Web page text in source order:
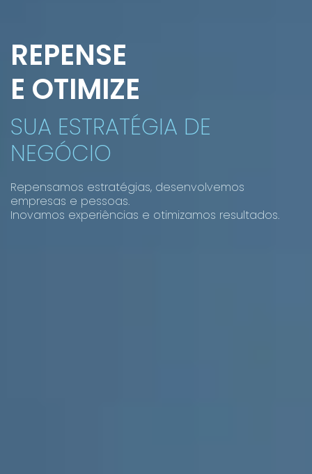
REPENSE
E OTIMIZE
SUA ESTRATÉGIA DE
NEGÓCIO
Repensamos estratégias, desenvolvemos
empresas e pessoas.
Inovamos experiências e otimizamos resultados.